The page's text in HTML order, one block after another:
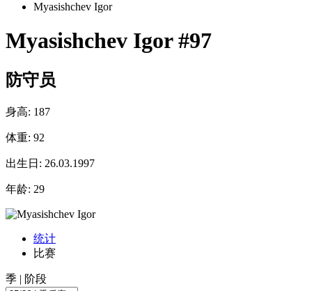
Myasishchev Igor
Myasishchev Igor#97
防守员
身高: 187
体重: 92
出生日: 26.03.1997
年龄: 29
统计
比赛
季 | 阶段